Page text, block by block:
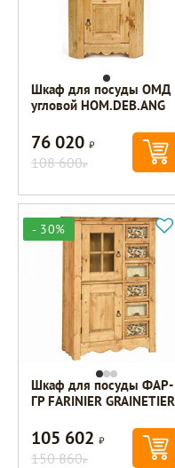
Шкаф для посуды ОМД
угловой HOM.DEB.ANG
76 020Р
108 600Р
- 30%
Шкаф для посуды ФАР-
ГР FARINIER GRAINETIER
105 602Р
150 860Р